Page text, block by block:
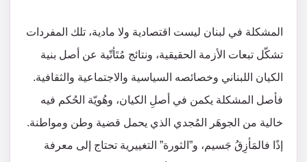
المشكلة في لبنان ليست اقتصادية ولا مادية، تلك المفردات
تشكّل تبعات الأزمة الحقيقية، ونتائج مُتَأتّية عن أصل بنية
الكيان اللبناني وخصائصه السياسية والاجتماعية والثقافية.
فأصل المشكلة يكمن في أصلِ الكيان، وهُويّة الحُكم فيه
خالية من الجوهَر المُجدي الذي يحمل قضية وطن ومواطنة.
إذًا فالمَأزِقُ جَسيم، و”الثورة” التغييرية تحتاج إلى معرفة